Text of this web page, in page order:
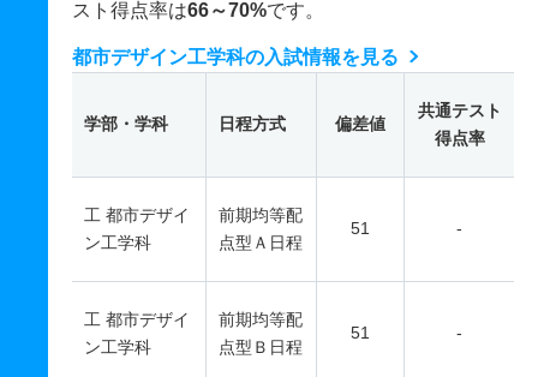
スト得点率は66～70%です。
都市デザイン工学科の入試情報を見る
学部・学科 日程方式 偏差値
共通テスト
得点率
工 都市デザイ
ン工学科
前期均等配
点型Ａ日程
51 -
工 都市デザイ
ン工学科
前期均等配
点型Ｂ日程
51 -